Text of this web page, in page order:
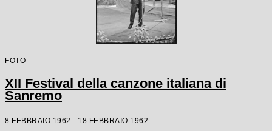
FOTO
XII Festival della canzone italiana di
Sanremo
8 FEBBRAIO 1962 - 18 FEBBRAIO 1962